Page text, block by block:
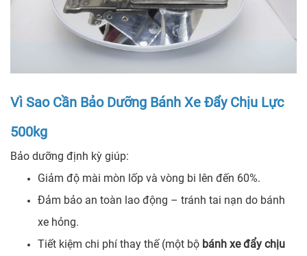
Vì Sao Cần Bảo Dưỡng Bánh Xe Đẩy Chịu Lực
500kg
Bảo dưỡng định kỳ giúp:
Giảm độ mài mòn lốp và vòng bi lên đến 60%.
Đảm bảo an toàn lao động – tránh tai nạn do bánh
xe hỏng.
Tiết kiệm chi phí thay thế (một bộ bánh xe đẩy chịu